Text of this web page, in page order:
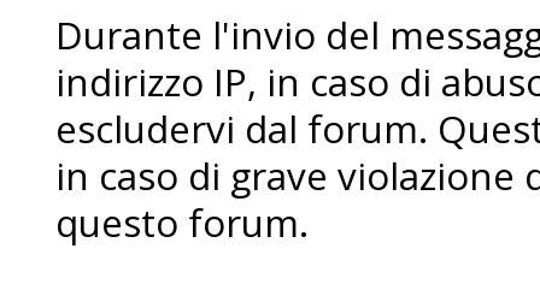
Durante l'invio del
indirizzo IP, in caso di
escludervi dal forum.
in caso di grave
questo forum.